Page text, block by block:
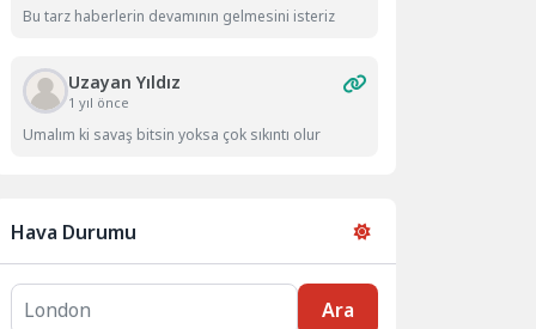
Bu tarz haberlerin devamının gelmesini isteriz
Uzayan Yıldız
1 yıl önce
Umalım ki savaş bitsin yoksa çok sıkıntı olur
Hava Durumu
Ara